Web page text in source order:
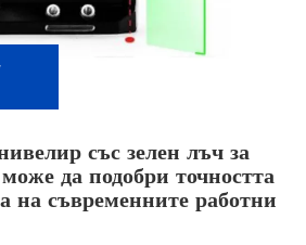
със зелен лъч за
да подобри точността
на съвременните работни